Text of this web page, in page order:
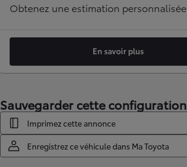
Obtenez une estimation personnalisée
En savoir plus
Sauvegarder cette configuration
Imprimez cette annonce
Enregistrez ce véhicule dans Ma Toyota